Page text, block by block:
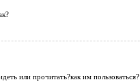
или прочитать?как им пользоваться?